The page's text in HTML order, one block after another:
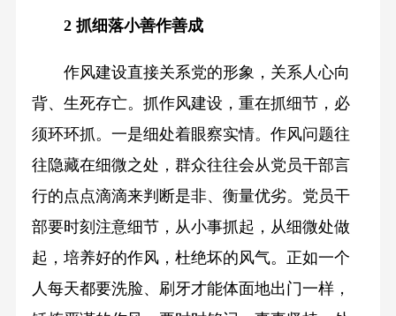
2 抓细落小善作善成
作风建设直接关系党的形象，关系人心向
背、生死存亡。抓作风建设，重在抓细节，必
须环环抓。一是细处着眼察实情。作风问题往
往隐藏在细微之处，群众往往会从党员干部言
行的点点滴滴来判断是非、衡量优劣。党员干
部要时刻注意细节，从小事抓起，从细微处做
起，培养好的作风，杜绝坏的风气。正如一个
人每天都要洗脸、刷牙才能体面地出门一样，